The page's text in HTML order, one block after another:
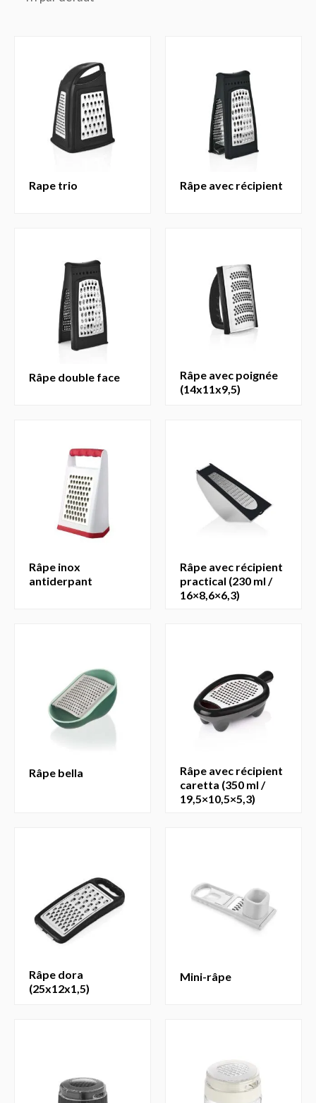
rape trio râpe avec récipient
râpe double face
râpe avec poignée
(14x11x9,5)
râpe inox
antiderpant
râpe avec récipient
practical (230 ml /
16×8,6×6,3)
râpe bella
râpe avec récipient
caretta (350 ml /
19,5×10,5×5,3)
râpe dora
(25x12x1,5)
mini-râpe